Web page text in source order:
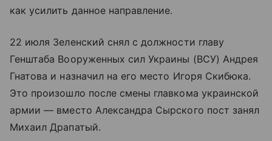
как усилить данное направление.
22 июля Зеленский снял с должности главу
Генштаба Вооруженных сил Украины (ВСУ) Андрея
Гнатова и назначил на его место Игоря Скибюка.
Это произошло после смены главкома украинской
армии — вместо Александра Сырского пост занял
Михаил Драпатый.